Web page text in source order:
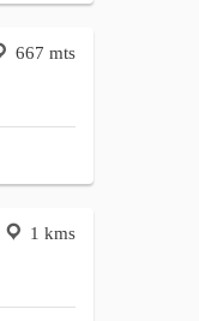
667 mts
1 kms